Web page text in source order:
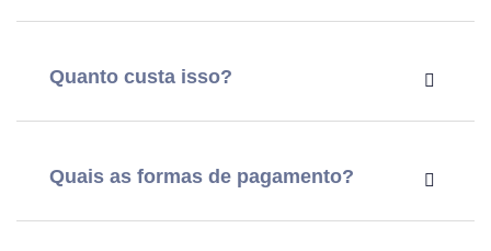
Quanto custa isso?
Quais as formas de pagamento?